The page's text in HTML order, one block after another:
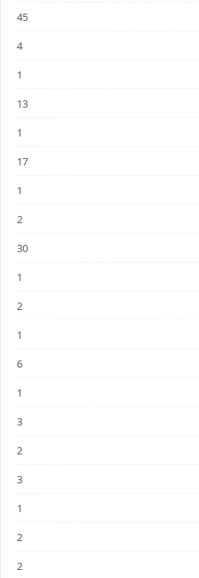
45
4
1
13
1
17
1
2
30
1
2
1
6
1
3
2
3
1
2
2